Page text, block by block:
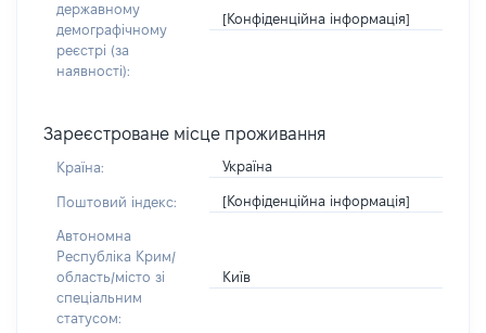
державному
демографічному
реєстрі (за
наявності):
[Конфіденційна інформація]
Зареєстроване місце проживання
Країна: Україна
Поштовий індекс: [Конфіденційна інформація]
Автономна
Республіка Крим/
область/місто зі
спеціальним
статусом:
Київ